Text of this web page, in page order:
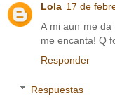
Lola 17 de
A mi aun me da
me encanta! Q
Responder
Respuestas